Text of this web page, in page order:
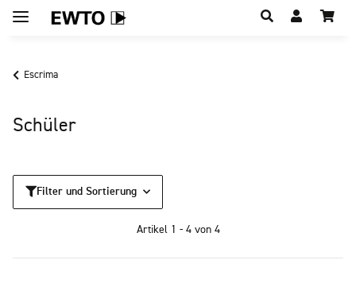
Escrima
Schüler
Filter und Sortierung
Artikel 1 - 4 von 4